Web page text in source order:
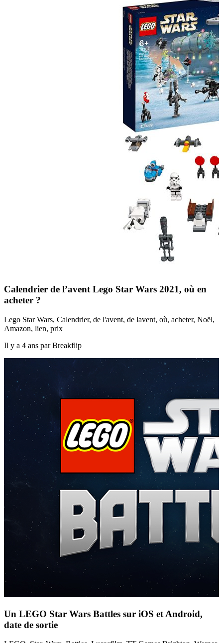
Calendrier de l’avent Lego Star Wars 2021, où en
acheter ?
Lego Star Wars, Calendrier, de l'avent, de lavent, où, acheter, Noël,
Amazon, lien, prix
Il y a 4 ans par Breakflip
Un LEGO Star Wars Battles sur iOS et Android,
date de sortie